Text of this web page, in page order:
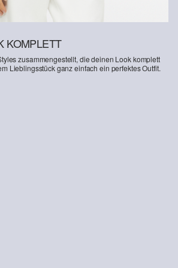
KOMPLETT
zusammengestellt, die deinen Look komplett
Lieblingsstück ganz einfach ein perfektes Outfit.